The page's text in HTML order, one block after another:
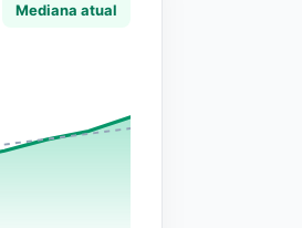
Mediana atual